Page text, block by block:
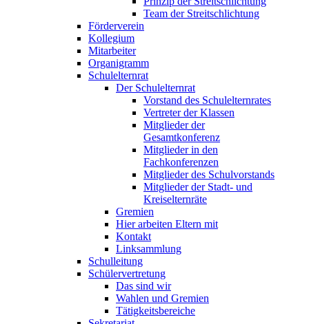
Team der Streitschlichtung
Förderverein
Kollegium
Mitarbeiter
Organigramm
Schulelternrat
Der Schulelternrat
Vorstand des Schulelternrates
Vertreter der Klassen
Mitglieder der
Gesamtkonferenz
Mitglieder in den
Fachkonferenzen
Mitglieder des Schulvorstands
Mitglieder der Stadt- und
Kreiselternräte
Gremien
Hier arbeiten Eltern mit
Kontakt
Linksammlung
Schulleitung
Schülervertretung
Das sind wir
Wahlen und Gremien
Tätigkeitsbereiche